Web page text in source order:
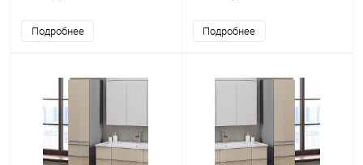
Подробнее Подробнее